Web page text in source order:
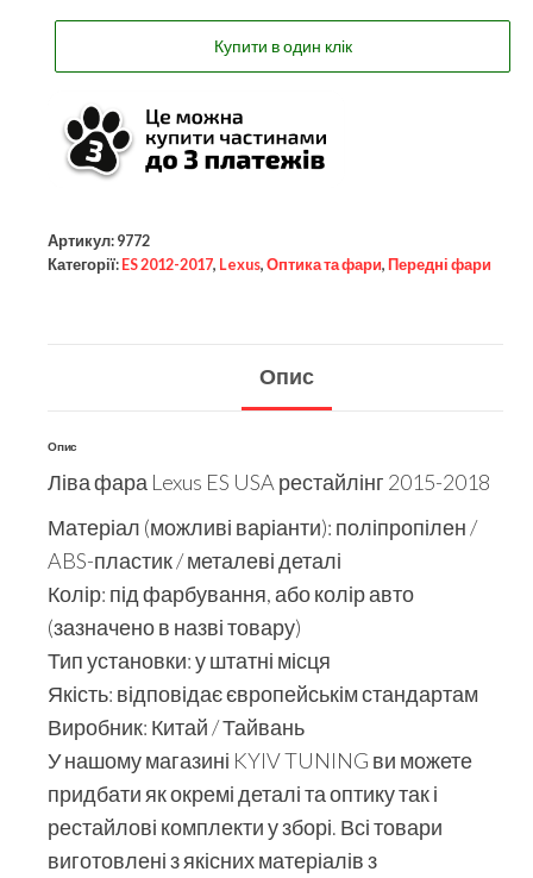
Купити в один клік
Артикул: 9772
Категорії: ES 2012-2017, Lexus, Оптика та фари, Передні фари
Опис
Опис
Ліва фара Lexus ES USA рестайлінг 2015-2018
Матеріал (можливі варіанти): поліпропілен /
ABS-пластик / металеві деталі
Колір: під фарбування, або колір авто
(зазначено в назві товару)
Тип установки: у штатні місця
Якість: відповідає європейськім стандартам
Виробник: Китай / Тайвань
У нашому магазині KYIV TUNING ви можете
придбати як окремі деталі та оптику так і
рестайлові комплекти у зборі. Всі товари
виготовлені з якісних матеріалів з